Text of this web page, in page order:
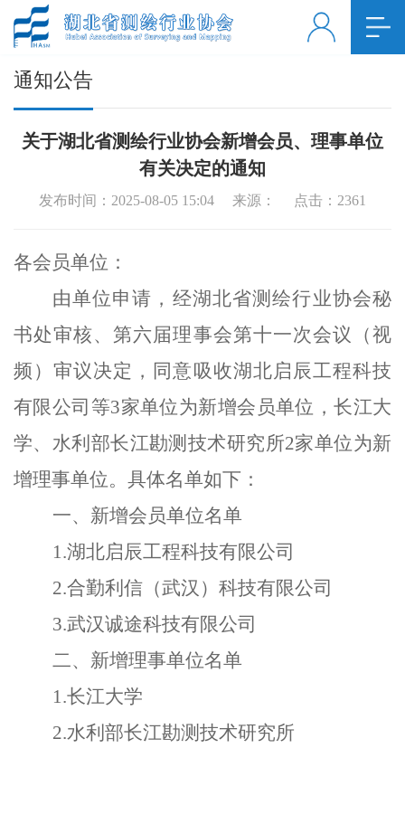
通知公告
关于湖北省测绘行业协会新增会员、理事单位
有关决定的通知
发布时间：2025-08-05 15:04 来源： 点击： 2361
各会员单位：
由单位申请，经湖北省测绘行业协会秘
书处审核、 第六届理事会第十一次会议（视
频 ）审议决定，同意吸收湖北启辰工程科技
有限公司等3家单位为新增会员单位 ，长江大
学、水利部长江勘测技术研究所2家单位为新
增理事单位。 具体名单如下：
一、新增会员单位名单
1.湖北启辰工程科技有限公司
2.合勤利信（武汉）科技有限公司
3.武汉诚途科技有限公司
二、新增理事单位名单
1.长江大学
2.水利部长江勘测技术研究所